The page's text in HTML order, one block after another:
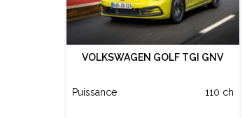
VOLKSWAGEN GOLF TGI GNV
Puissance 110 ch